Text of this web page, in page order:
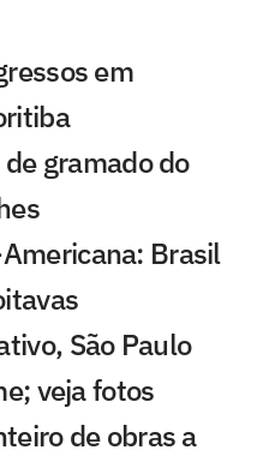
em
gramado do
Brasil
São Paulo
veja fotos
de obras a